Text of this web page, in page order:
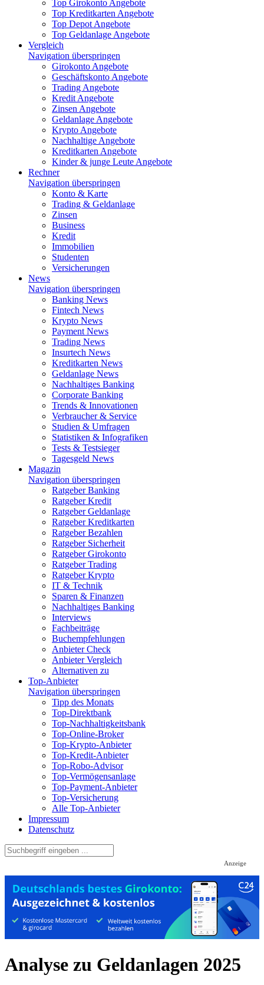
Top Girokonto Angebote
Top Kreditkarten Angebote
Top Depot Angebote
Top Geldanlage Angebote
Vergleich
Navigation überspringen
Girokonto Angebote
Geschäftskonto Angebote
Trading Angebote
Kredit Angebote
Zinsen Angebote
Geldanlage Angebote
Krypto Angebote
Nachhaltige Angebote
Kreditkarten Angebote
Kinder & junge Leute Angebote
Rechner
Navigation überspringen
Konto & Karte
Trading & Geldanlage
Zinsen
Business
Kredit
Immobilien
Studenten
Versicherungen
News
Navigation überspringen
Banking News
Fintech News
Krypto News
Payment News
Trading News
Insurtech News
Kreditkarten News
Geldanlage News
Nachhaltiges Banking
Corporate Banking
Trends & Innovationen
Verbraucher & Service
Studien & Umfragen
Statistiken & Infografiken
Tests & Testsieger
Tagesgeld News
Magazin
Navigation überspringen
Ratgeber Banking
Ratgeber Kredit
Ratgeber Geldanlage
Ratgeber Kreditkarten
Ratgeber Bezahlen
Ratgeber Sicherheit
Ratgeber Girokonto
Ratgeber Trading
Ratgeber Krypto
IT & Technik
Sparen & Finanzen
Nachhaltiges Banking
Interviews
Fachbeiträge
Buchempfehlungen
Anbieter Check
Anbieter Vergleich
Alternativen zu
Top-Anbieter
Navigation überspringen
Tipp des Monats
Top-Direktbank
Top-Nachhaltigkeitsbank
Top-Online-Broker
Top-Krypto-Anbieter
Top-Kredit-Anbieter
Top-Robo-Advisor
Top-Vermögensanlage
Top-Payment-Anbieter
Top-Versicherung
Alle Top-Anbieter
Impressum
Datenschutz
Anzeige
Analyse zu Geldanlagen 2025